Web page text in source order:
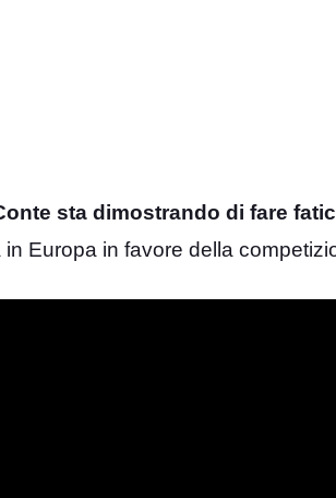
sta dimostrando di fare
Europa in favore della